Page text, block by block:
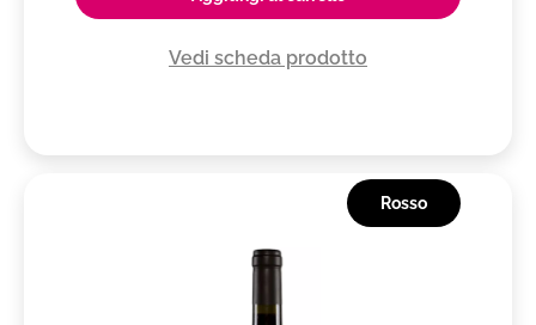
Vedi scheda prodotto
Rosso